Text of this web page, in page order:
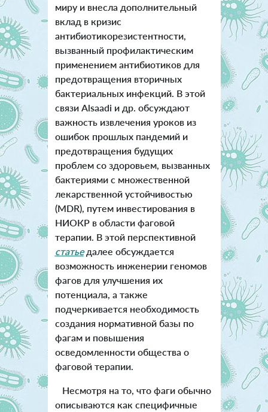
миру и внесла дополнительный
вклад в кризис
антибиотикорезистентности,
вызванный профилактическим
применением антибиотиков для
предотвращения вторичных
бактериальных инфекций. В этой
связи Alsaadi и др. обсуждают
важность извлечения уроков из
ошибок прошлых пандемий и
предотвращения будущих
проблем со здоровьем, вызванных
бактериями с множественной
лекарственной устойчивостью
(MDR), путем инвестирования в
НИОКР в области фаговой
терапии. В этой перспективной
статьедалее обсуждается
возможность инженерии геномов
фагов для улучшения их
потенциала, а также
подчеркивается необходимость
создания нормативной базы по
фагам и повышения
осведомленности общества о
фаговой терапии.
Несмотря на то, что фаги обычно
описываются как специфичные